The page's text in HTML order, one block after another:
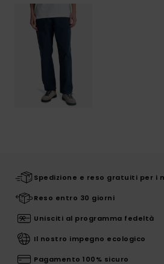
Spedizione e reso gratuiti per i
Reso entro 30 giorni
Unisciti al programma fedeltà
Il nostro impegno ecologico
Pagamento 100% sicuro